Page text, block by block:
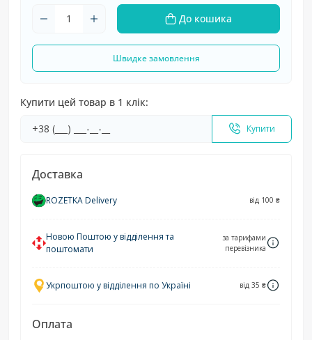
До кошика
Швидке замовлення
Купити цей товар в 1 клік:
Купити
Доставка
ROZETKA Delivery від 100 ₴
Новою Поштою у відділення та
поштомати
за тарифами
перевізника
Укрпоштою у відділення по Україні від 35 ₴
Оплата